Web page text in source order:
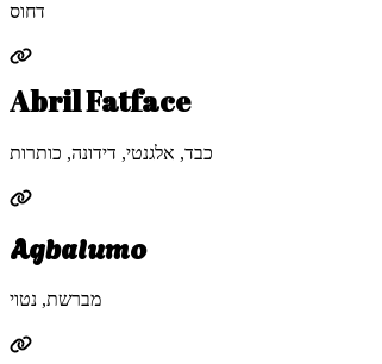
דחוס
Abril Fatface
כבד, אלגנטי, דידונה, כותרות
Agbalumo
מברשת, נטוי